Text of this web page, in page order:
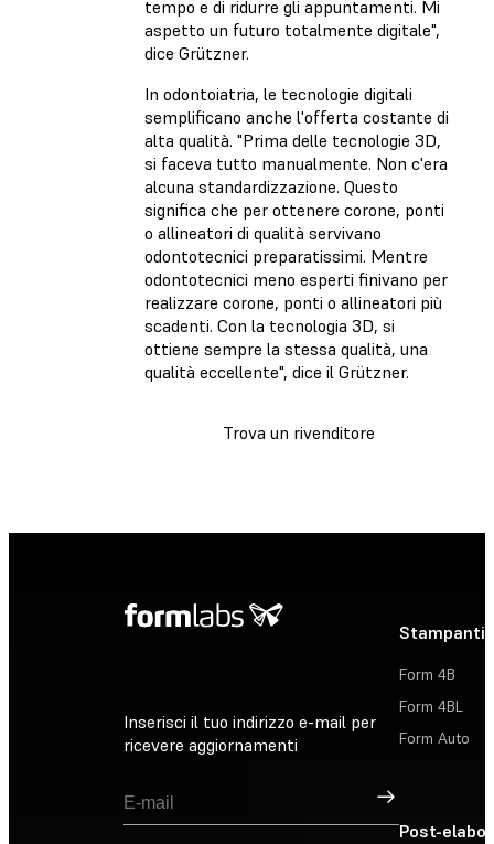
tempo e di ridurre gli appuntamenti. Mi
aspetto un futuro totalmente digitale",
dice Grützner.
In odontoiatria, le tecnologie digitali
semplificano anche l'offerta costante di
alta qualità. "Prima delle tecnologie 3D,
si faceva tutto manualmente. Non c'era
alcuna standardizzazione. Questo
significa che per ottenere corone, ponti
o allineatori di qualità servivano
odontotecnici preparatissimi. Mentre
odontotecnici meno esperti finivano per
realizzare corone, ponti o allineatori più
scadenti. Con la tecnologia 3D, si
ottiene sempre la stessa qualità, una
qualità eccellente", dice il Grützner.
Trova un rivenditore
Inserisci il tuo indirizzo e-mail per
ricevere aggiornamenti
Registrati
Stampanti
Form 4B
Form 4BL
Form Auto
Post-